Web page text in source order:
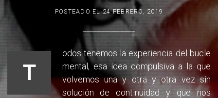
POSTEADO EL24 FEBRERO, 2019
T
odos tenemos la experiencia del bucle
mental, esa idea compulsiva a la que
volvemos una y otra y otra vez sin
solución de continuidad y que nos